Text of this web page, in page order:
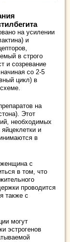
на усилении
и
в строго
и созревание
со 2-5
цикл) в
на
Этот
необходимых
и
в
с
в том, что
проводится
также с
могут
эстрогенов